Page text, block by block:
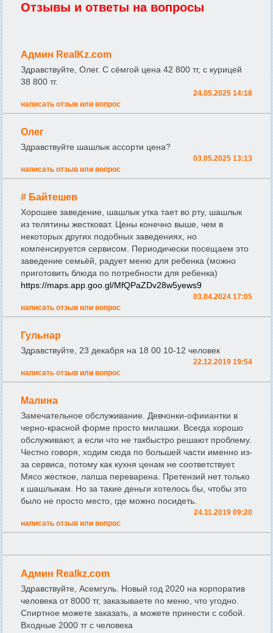
Отзывы и ответы на вопросы
Админ RealKz.com
Здравствуйте, Олег. С сёмгой цена 42 800 тг, с курицей
38 800 тг.
24.05.2025 14:18
написать отзыв или вопрос
Олег
Здравствуйте шашлык ассорти цена?
03.05.2025 13:13
написать отзыв или вопрос
# Байтешев
Хорошее заведение, шашлык утка тает во рту, шашлык
из телятины жестковат. Цены конечно выше, чем в
некоторых других подобных заведениях, но
компенсируется сервисом. Периодически посещаем это
заведение семьёй, радует меню для ребенка (можно
приготовить блюда по потребности для ребенка)
https://maps.app.goo.gl/MfQPaZDv28w5yews9
03.04.2024 17:05
написать отзыв или вопрос
Гульнар
Здравствуйте, 23 декабря на 18 00 10-12 человек
22.12.2019 19:54
написать отзыв или вопрос
Малина
Замечательное обслуживание. Девчонки-офииантки в
черно-красной форме просто милашки. Всегда хорошо
обслуживают, а если что не такбыстро решают проблему.
Честно говоря, ходим сюда по большей части именно из-
за сервиса, потому как кухня ценам не соответствует.
Мясо жесткое, лапша переварена. Претензий нет только
к шашлыкам. Но за такие деньги хотелось бы, чтобы это
было не просто место, где можно посидеть.
24.11.2019 09:20
написать отзыв или вопрос
Админ Realkz.com
Здравствуйте, Асемгуль. Новый год 2020 на корпоратив
человека от 8000 тг, заказываете по меню, что угодно.
Спиртное можете заказать, а можете принести с собой.
Входные 2000 тг с человека